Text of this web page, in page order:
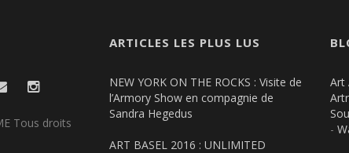
Tous droits
ARTICLES LES PLUS LUS
NEW YORK ON THE ROCKS : Visite de
l’Armory Show en compagnie de
Sandra Hegedus
ART BASEL 2016 : UNLIMITED
Art
-